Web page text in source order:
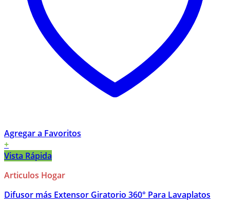
Agregar a Favoritos
+
Vista Rápida
Articulos Hogar
Difusor más Extensor Giratorio 360° Para Lavaplatos